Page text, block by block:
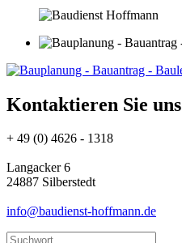
Kontaktieren Sie uns
+ 49 (0) 4626 - 1318
Langacker 6
24887 Silberstedt
info@baudienst-hoffmann.de